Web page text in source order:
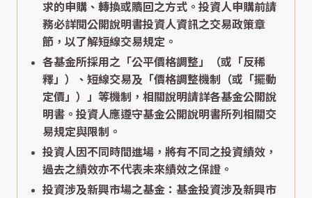
求的申購、轉換或贖回之方式。投資人申購前請
務必詳閱公開說明書投資人資訊之交易政策章
節，以了解短線交易規定。
各基金所採用之「公平價格調整」（或「反稀
釋」）、短線交易及「價格調整機制（或「擺動
定價」）」等機制，相關說明請詳各基金公開說
明書。投資人應遵守基金公開說明書所列相關交
易規定與限制。
投資人因不同時間進場，將有不同之投資績效，
過去之績效亦不代表未來績效之保證。
投資涉及新興市場之基金：基金投資涉及新興市